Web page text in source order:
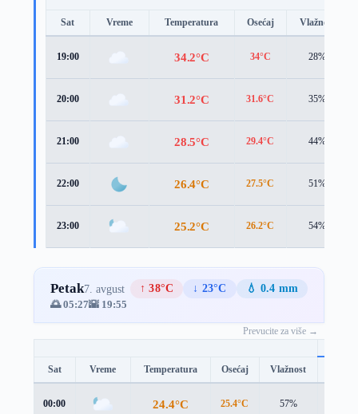
Sat Vreme Temperatura Osećaj Vlažnost
19:00 34.2°C 34°C 28%
20:00 31.2°C 31.6°C 35%
21:00 28.5°C 29.4°C 44%
22:00 26.4°C 27.5°C 51%
23:00 25.2°C 26.2°C 54%
Petak7. avgust ↑ 38°C ↓ 23°C
💧 0.4 mm
🌅 05:27🌇 19:55
Prevucite za više →
Sat Vreme Temperatura Osećaj Vlažnost
00:00 24.4°C 25.4°C 57%